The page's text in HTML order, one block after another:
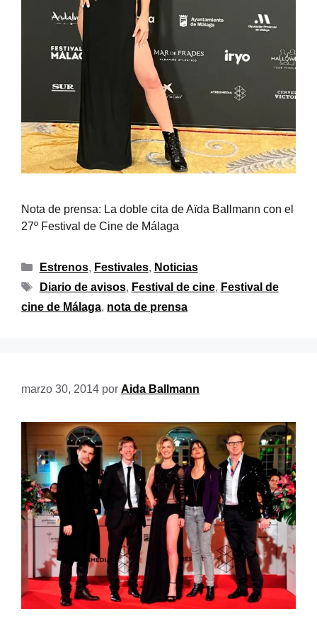
Nota de prensa: La doble cita de Aïda Ballmann con el
27º Festival de Cine de Málaga
Estrenos, Festivales, Noticias
Diario de avisos, Festival de cine, Festival de
cine de Málaga, nota de prensa
marzo 30, 2014 por Aida Ballmann